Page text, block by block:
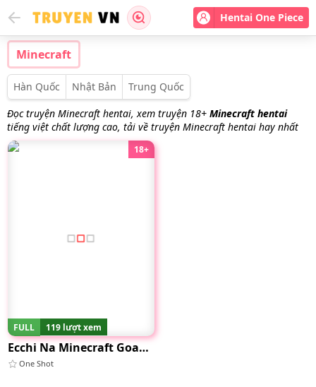
Hentai One Piece
Minecraft
Hàn Quốc Nhật Bản
Trung Quốc
Đọc truyện Minecraft hentai, xem truyện 18+ Minecraft hentai
tiếng việt chất lượng cao, tải về truyện Minecraft hentai hay nhất
18+
FULL 119 lượt xem
Ecchi Na Minecraft Goannai Bon
One Shot